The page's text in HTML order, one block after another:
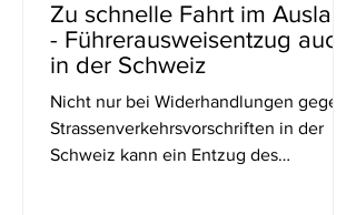
Zu schnelle Fahrt im Ausland
- Führerausweisentzug auch
in der Schweiz
Nicht nur bei Widerhandlungen gegen
Strassenverkehrsvorschriften in der
Schweiz kann ein Entzug des